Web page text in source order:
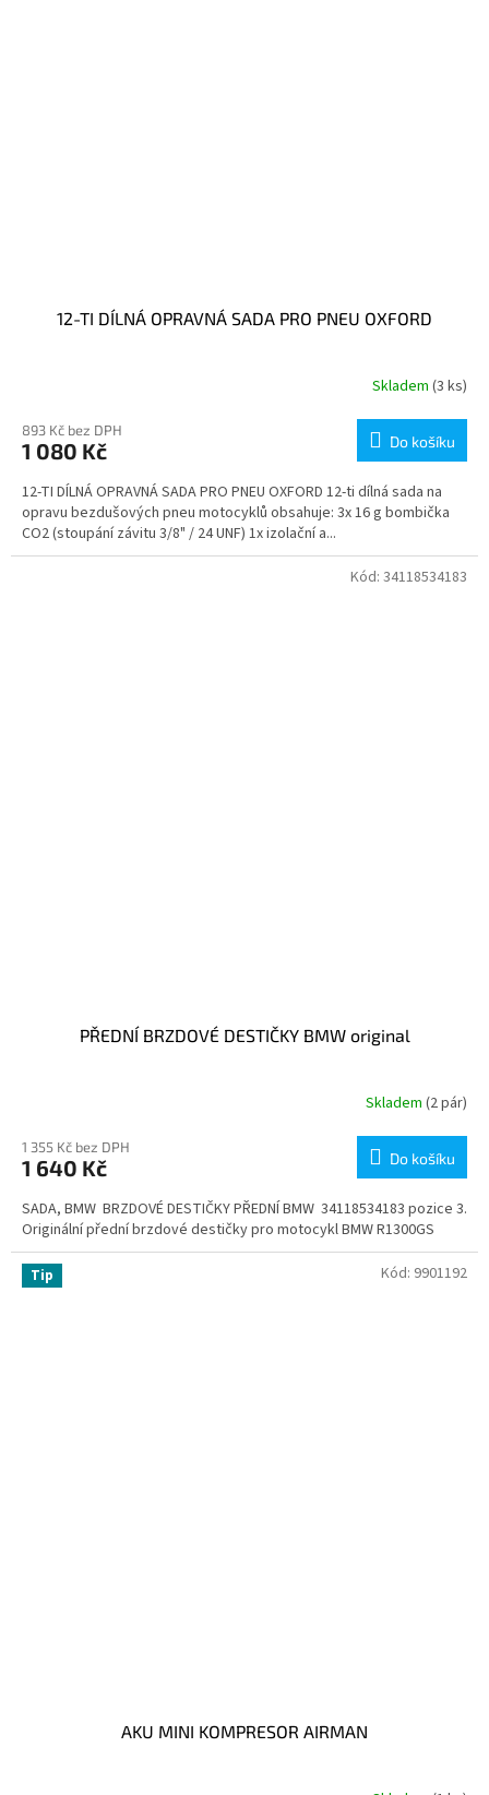
12-TI DÍLNÁ OPRAVNÁ SADA PRO PNEU OXFORD
Skladem (3 ks)
893 Kč bez DPH
1 080 Kč Do košíku
12-TI DÍLNÁ OPRAVNÁ SADA PRO PNEU OXFORD 12-ti dílná sada na
opravu bezdušových pneu motocyklů obsahuje: 3x 16 g bombička
CO2 (stoupání závitu 3/8" / 24 UNF) 1x izolační a...
PŘEDNÍ BRZDOVÉ DESTIČKY BMW original
Skladem (2 pár)
1 355 Kč bez DPH
1 640 Kč Do košíku
SADA, BMW BRZDOVÉ DESTIČKY PŘEDNÍ BMW 34118534183 pozice 3.
Originální přední brzdové destičky pro motocykl BMW R1300GS
Kód: 34118534183
Tip
AKU MINI KOMPRESOR AIRMAN
Kód: 9901192